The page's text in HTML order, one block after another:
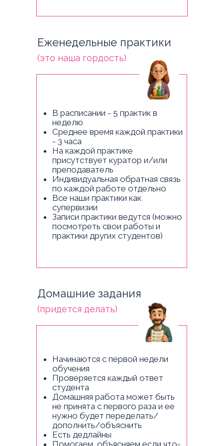
Еженедельные практики
В расписании - 5 практик в
неделю
Среднее время каждой практики
- 3 часа
На каждой практике
присутствует куратор и/или
преподаватель
Индивидуальная обратная связь
по каждой работе отдельно
Все наши практики как
супервизии
Записи практики ведутся (можно
посмотреть свои работы и
практики других студентов)
(это наша гордость)
Домашние задания
Начинаются с первой недели
обучения
Проверяется каждый ответ
студента
Домашняя работа может быть
не принята с первого раза и ее
нужно будет переделать/
дополнить/объяснить
Есть дедлайны
Помогаем, объясняем если что-
(придется делать)